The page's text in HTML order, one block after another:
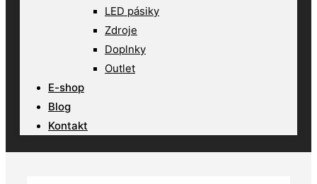
LED pásiky
Zdroje
Doplnky
Outlet
E-shop
Blog
Kontakt